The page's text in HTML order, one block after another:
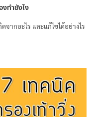
งทำยังไง
ากอะไร และแก้ไขได้อย่างไร